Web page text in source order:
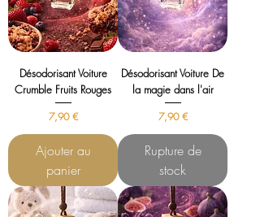
Désodorisant Voiture
Crumble Fruits Rouges
Prix
7,90 €
Ajouter au
panier
Désodorisant Voiture De
la magie dans l'air
Prix
7,90 €
Rupture de
stock